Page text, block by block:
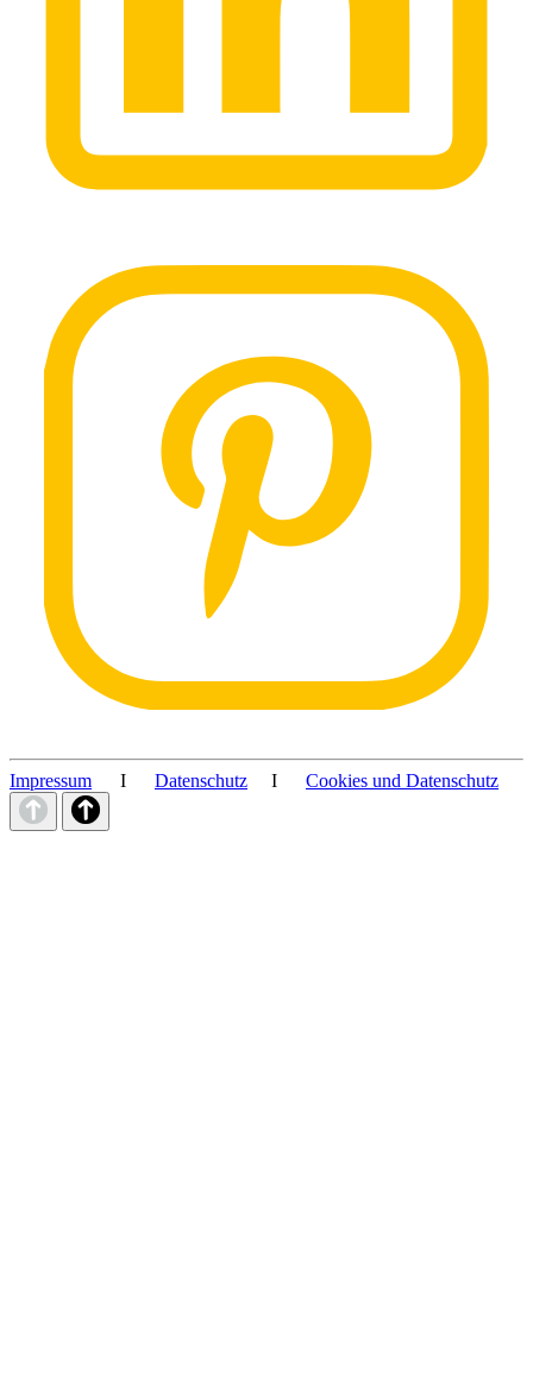
Impressum I Datenschutz I Cookies und Datenschutz